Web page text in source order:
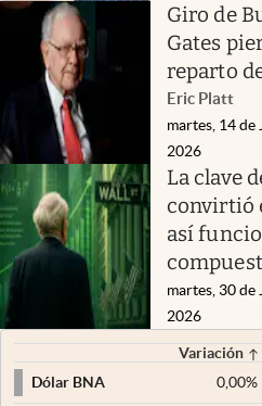
Giro de
Gates
reparto
Eric Platt
martes, 14 de
2026
La clave
convirtió
así
martes, 30 de
2026
Variación
Dólar BNA
0,00%